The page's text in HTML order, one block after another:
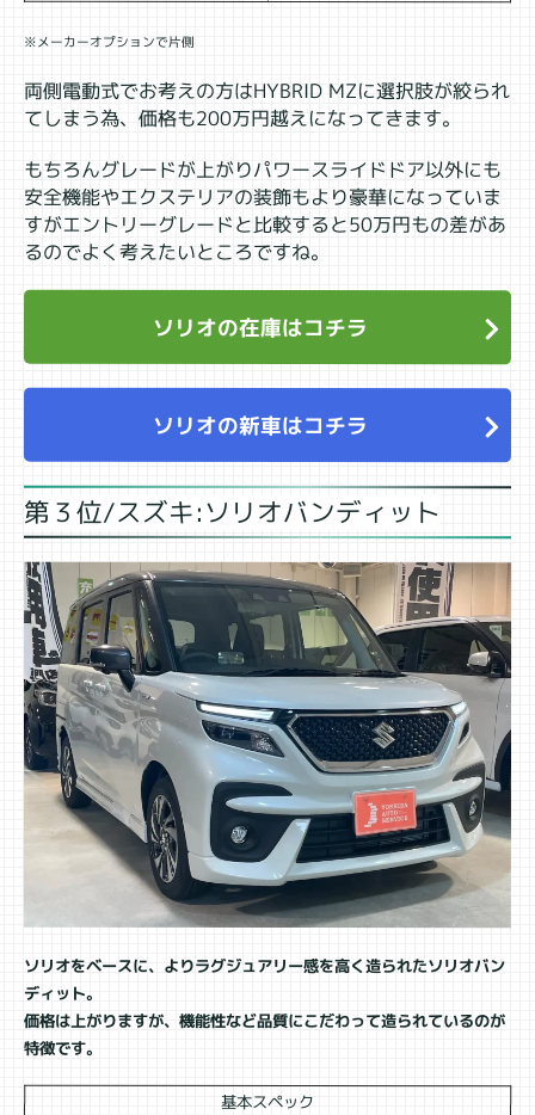
※メーカーオプションで片側
両側電動式でお考えの方はHYBRID MZに選択肢が絞られ
てしまう為、価格も200万円越えになってきます。
もちろんグレードが上がりパワースライドドア以外にも
安全機能やエクステリアの装飾もより豪華になっていま
すがエントリーグレードと比較すると50万円もの差があ
るのでよく考えたいところですね。
ソリオの在庫はコチラ
ソリオの新車はコチラ
第３位/スズキ:ソリオバンディット
ソリオをベースに、よりラグジュアリー感を高く造られたソリオバン
ディット。
価格は上がりますが、機能性など品質にこだわって造られているのが
特徴です。
基本スペック